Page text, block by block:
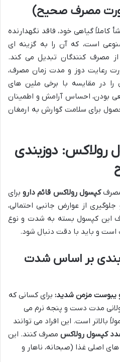
مصرف صحیح)
کاملاً گیاهی خود، فاقد نگهدارنده
است، که آن را به گزینه ای
مصرف کنندگان تبدیل می کند.
رعایت دوز و مدت زمان مصرف،
در مقایسه با برخی ملین های
بودن، احساس آرامش و اطمینان
برای سلامت گوارش به ارمغان
رولاکس: دوزبندی
مصرفکپسول رولاکس قائم داروبرای
از عوارض جانبی احتمالی،
این کپسول بسته به شدت و نوع
است و باید با دقت دنبال شود.
بر اساس شدت
و یبوست مزمن شدید: برای کسانی که
مدت دست و پنجه نرم می
بالاتر است. این افراد می توانند
مصرف کنند. این
اصلی غذا (صبحانه، ناهار و